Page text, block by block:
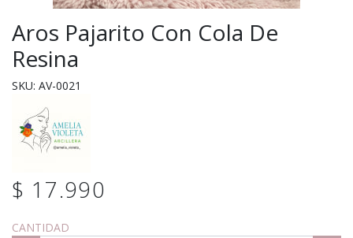
Aros Pajarito Con Cola De
Resina
SKU: AV-0021
$ 17.990
CANTIDAD